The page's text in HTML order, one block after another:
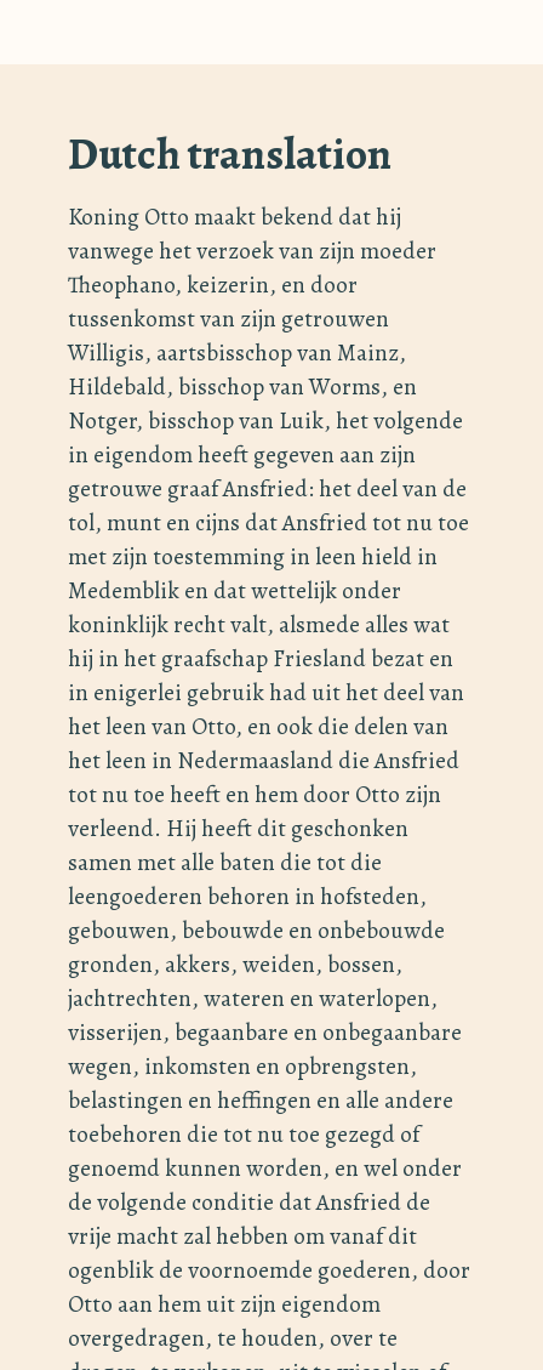
Dutch translation
Koning Otto maakt bekend dat hij
vanwege het verzoek van zijn moeder
Theophano, keizerin, en door
tussenkomst van zijn getrouwen
Willigis, aartsbisschop van Mainz,
Hildebald, bisschop van Worms, en
Notger, bisschop van Luik, het volgende
in eigendom heeft gegeven aan zijn
getrouwe graaf Ansfried: het deel van de
tol, munt en cijns dat Ansfried tot nu toe
met zijn toestemming in leen hield in
Medemblik en dat wettelijk onder
koninklijk recht valt, alsmede alles wat
hij in het graafschap Friesland bezat en
in enigerlei gebruik had uit het deel van
het leen van Otto, en ook die delen van
het leen in Nedermaasland die Ansfried
tot nu toe heeft en hem door Otto zijn
verleend. Hij heeft dit geschonken
samen met alle baten die tot die
leengoederen behoren in hofsteden,
gebouwen, bebouwde en onbebouwde
gronden, akkers, weiden, bossen,
jachtrechten, wateren en waterlopen,
visserijen, begaanbare en onbegaanbare
wegen, inkomsten en opbrengsten,
belastingen en heffingen en alle andere
toebehoren die tot nu toe gezegd of
genoemd kunnen worden, en wel onder
de volgende conditie dat Ansfried de
vrije macht zal hebben om vanaf dit
ogenblik de voornoemde goederen, door
Otto aan hem uit zijn eigendom
overgedragen, te houden, over te